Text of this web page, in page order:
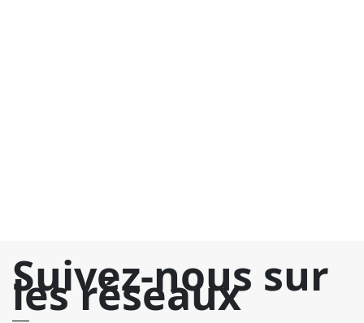
Suivez-nous sur
les réseaux